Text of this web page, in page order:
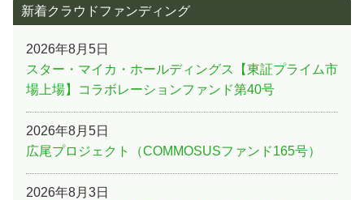
新着クラウドファンディング
2026年8月5日
スター・マイカ・ホールディングス【東証プライム市
場上場】コラボレーションファンド第40号
2026年8月5日
広尾プロジェクト（COMMOSUSファンド165号）
2026年8月3日